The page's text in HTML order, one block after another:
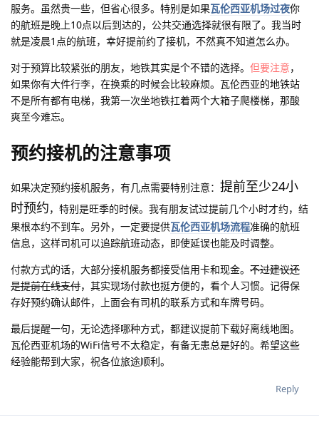
服务。虽然贵一些，但省心很多。特别是如果瓦伦西亚机场过夜你
的航班是晚上10点以后到达的，公共交通选择就很有限了。我当时
就是凌晨1点的航班，幸好提前约了接机，不然真不知道怎么办。
对于预算比较紧张的朋友，地铁其实是个不错的选择。 但要注意，
如果你有大件行李，在换乘的时候会比较麻烦。瓦伦西亚的地铁站
不是所有都有电梯，我第一次坐地铁扛着两个大箱子爬楼梯，那酸
爽至今难忘。
预约接机的注意事项
如果决定预约接机服务，有几点需要特别注意： 提前至少24小
时预约，特别是旺季的时候。我有朋友试过提前几个小时才约，结
果根本约不到车。另外，一定要提供瓦伦西亚机场流程准确的航班
信息，这样司机可以追踪航班动态，即使延误也能及时调整。
付款方式的话，大部分接机服务都接受信用卡和现金。 不过建议还
是提前在线支付，其实现场付款也挺方便的，看个人习惯。记得保
存好预约确认邮件，上面会有司机的联系方式和车牌号码。
最后提醒一句，无论选择哪种方式，都建议提前下载好离线地图。
瓦伦西亚机场的WiFi信号不太稳定，有备无患总是好的。希望这些
经验能帮到大家，祝各位旅途顺利。
Reply